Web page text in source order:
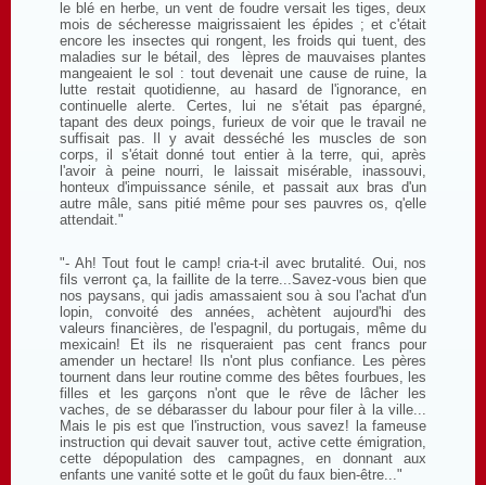
le blé en herbe, un vent de foudre versait les tiges, deux
mois de sécheresse maigrissaient les épides ; et c'était
encore les insectes qui rongent, les froids qui tuent, des
maladies sur le bétail, des lèpres de mauvaises plantes
mangeaient le sol : tout devenait une cause de ruine, la
lutte restait quotidienne, au hasard de l'ignorance, en
continuelle alerte. Certes, lui ne s'était pas épargné,
tapant des deux poings, furieux de voir que le travail ne
suffisait pas. Il y avait desséché les muscles de son
corps, il s'était donné tout entier à la terre, qui, après
l'avoir à peine nourri, le laissait misérable, inassouvi,
honteux d'impuissance sénile, et passait aux bras d'un
autre mâle, sans pitié même pour ses pauvres os, q'elle
attendait."
"- Ah! Tout fout le camp! cria-t-il avec brutalité. Oui, nos
fils verront ça, la faillite de la terre...Savez-vous bien que
nos paysans, qui jadis amassaient sou à sou l'achat d'un
lopin, convoité des années, achètent aujourd'hi des
valeurs financières, de l'espagnil, du portugais, même du
mexicain! Et ils ne risqueraient pas cent francs pour
amender un hectare! Ils n'ont plus confiance. Les pères
tournent dans leur routine comme des bêtes fourbues, les
filles et les garçons n'ont que le rêve de lâcher les
vaches, de se débarasser du labour pour filer à la ville...
Mais le pis est que l'instruction, vous savez! la fameuse
instruction qui devait sauver tout, active cette émigration,
cette dépopulation des campagnes, en donnant aux
enfants une vanité sotte et le goût du faux bien-être..."